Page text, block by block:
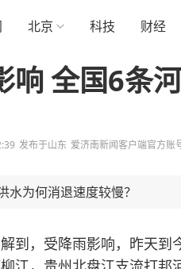
北京 科技 财经
响 全国6条
发布于山东 爱济南新闻客户端官方账
水为何消退速度较慢？
到，受降雨影响，昨天